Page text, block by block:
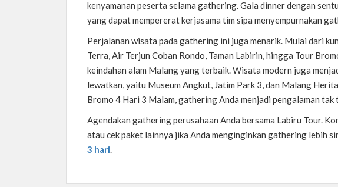
kenyamanan peserta selama gathering. Gala dinner dengan
yang dapat mempererat kerjasama tim sipa menyempurnakan
Perjalanan wisata pada gathering ini juga menarik. Mulai dari
Terra, Air Terjun Coban Rondo, Taman Labirin, hingga Tour
keindahan alam Malang yang terbaik. Wisata modern juga
lewatkan, yaitu Museum Angkut, Jatim Park 3, dan Malang
Bromo 4 Hari 3 Malam, gathering Anda menjadi pengalaman tak
Agendakan gathering perusahaan Anda bersama Labiru Tour.
atau cek paket lainnya jika Anda menginginkan gathering lebih
3 hari.